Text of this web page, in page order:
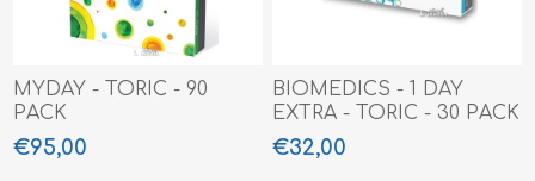
MYDAY - TORIC - 90
PACK
€95,00
BIOMEDICS - 1 DAY
EXTRA - TORIC - 30 PACK
€32,00